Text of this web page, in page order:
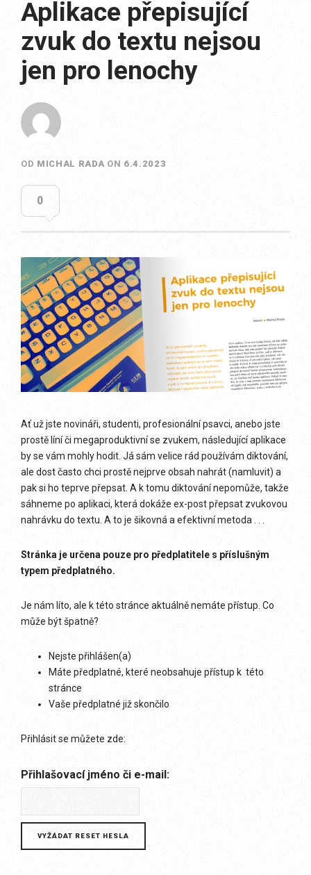
Aplikace přepisující
zvuk do textu nejsou
jen pro lenochy
OD MICHAL RADA ON 6.4.2023
0
Ať už jste novináři, studenti, profesionální psavci, anebo jste
prostě líní či megaproduktivní se zvukem, následující aplikace
by se vám mohly hodit. Já sám velice rád používám diktování,
ale dost často chci prostě nejprve obsah nahrát (namluvit) a
pak si ho teprve přepsat. A k tomu diktování nepomůže, takže
sáhneme po aplikaci, která dokáže ex-post přepsat zvukovou
nahrávku do textu. A to je šikovná a efektivní metoda . . .
Stránka je určena pouze pro předplatitele s příslušným
typem předplatného.
Je nám líto, ale k této stránce aktuálně nemáte přístup. Co
může být špatně?
Nejste přihlášen(a)
Máte předplatné, které neobsahuje přístup k této
stránce
Vaše předplatné již skončilo
Přihlásit se můžete zde:
Přihlašovací jméno či e-mail: